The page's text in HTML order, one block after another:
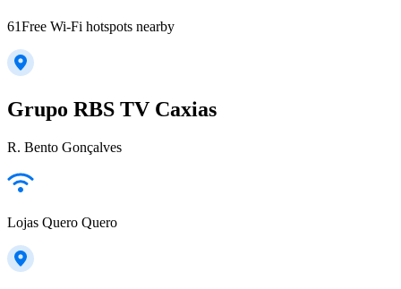
61Free Wi-Fi hotspots nearby
Grupo RBS TV Caxias
R. Bento Gonçalves
Lojas Quero Quero